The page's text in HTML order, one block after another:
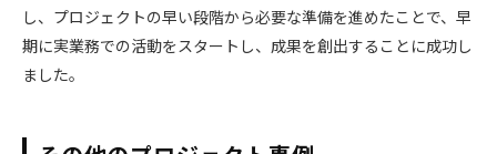
し、プロジェクトの早い段階から必要な準備を進めたことで、早
期に実業務での活動をスタートし、成果を創出することに成功し
ました。